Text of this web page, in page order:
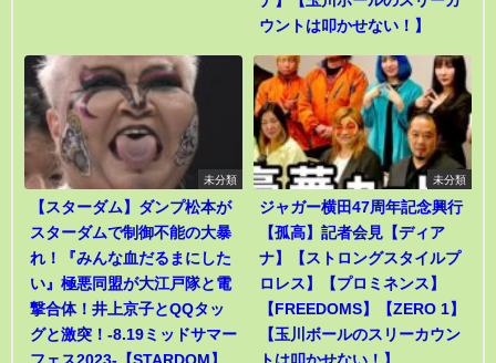
ウントは叩かせない！】
未分類
【スターダム】ダンプ松本が
スターダムで制御不能の大暴
れ！『みんな血だるまにした
い』極悪同盟が大江戸隊と電
撃合体！井上京子とQQタッ
グと激突！-8.19ミッドサマー
未分類
ジャガー横田47周年記念興行
【孤高】記者会見【ディア
ナ】【ストロングスタイルプ
ロレス】【プロミネンス】
【FREEDOMS】【ZERO 1】
【玉川ボールのスリーカウン